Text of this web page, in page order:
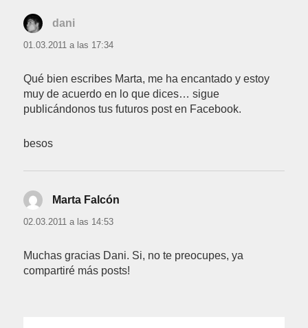
dani
01.03.2011 a las 17:34
Qué bien escribes Marta, me ha encantado y estoy
muy de acuerdo en lo que dices… sigue
publicándonos tus futuros post en Facebook.
besos
Marta Falcón
02.03.2011 a las 14:53
Muchas gracias Dani. Si, no te preocupes, ya
compartiré más posts!